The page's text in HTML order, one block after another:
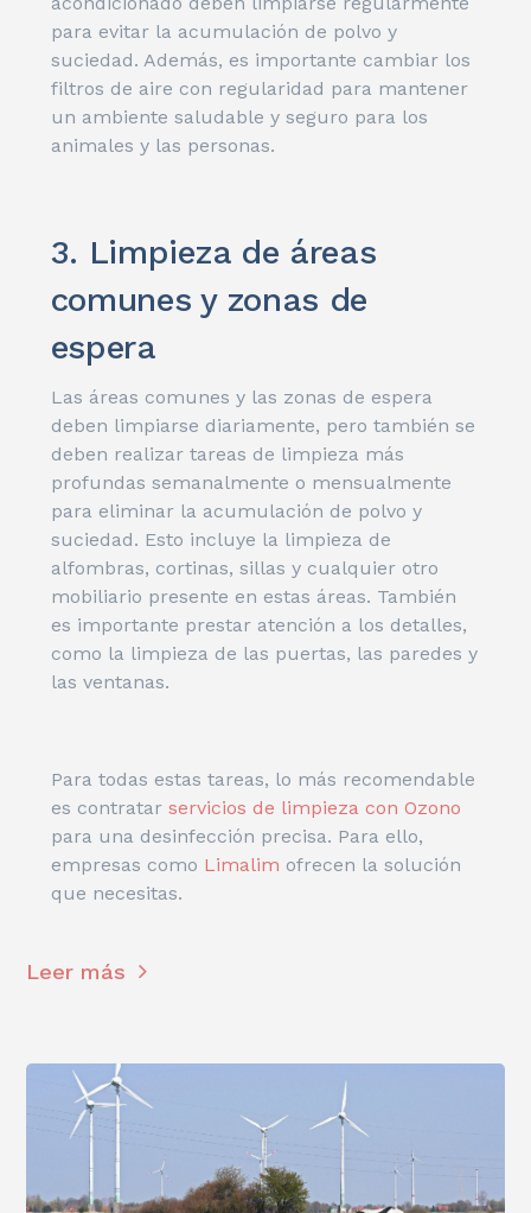
para evitar la acumulación de polvo y
suciedad. Además, es importante cambiar los
filtros de aire con regularidad para mantener
un ambiente saludable y seguro para los
animales y las personas.
3. Limpieza de áreas
comunes y zonas de
espera
Las áreas comunes y las zonas de espera
deben limpiarse diariamente, pero también se
deben realizar tareas de limpieza más
profundas semanalmente o mensualmente
para eliminar la acumulación de polvo y
suciedad. Esto incluye la limpieza de
alfombras, cortinas, sillas y cualquier otro
mobiliario presente en estas áreas. También
es importante prestar atención a los detalles,
como la limpieza de las puertas, las paredes y
las ventanas.
Para todas estas tareas, lo más recomendable
es contratar servicios de limpieza con Ozono
para una desinfección precisa. Para ello,
empresas como Limalim ofrecen la solución
que necesitas.
Leer más